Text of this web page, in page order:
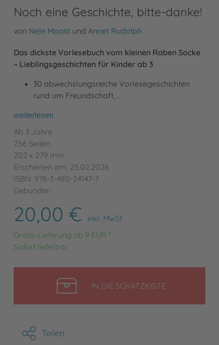
Noch eine Geschichte, bitte-danke!
von Nele Moost und Annet Rudolph
Das dickste Vorlesebuch vom kleinen Raben Socke
– Lieblingsgeschichten für Kinder ab 3
30 abwechslungsreiche Vorlesegeschichten
rund um Freundschaft, …
weiterlesen
Ab 3 Jahre
256 Seiten
202 x 279 mm
Erschienen am: 25.02.2026
ISBN: 978-3-480-24147-7
Gebunden
20,00 €
inkl. MwSt
Gratis-Lieferung ab 9 EUR *
Sofort lieferbar
IN DIE SCHATZKISTELEGEN
Teilen